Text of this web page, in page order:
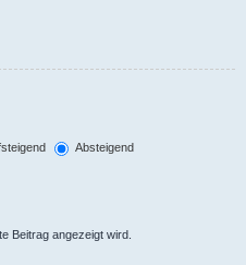
Absteigend
Beitrag angezeigt wird.